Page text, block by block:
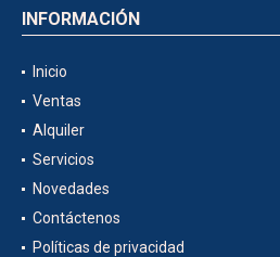
INFORMACIÓN
Inicio
Ventas
Alquiler
Servicios
Novedades
Contáctenos
Políticas de privacidad